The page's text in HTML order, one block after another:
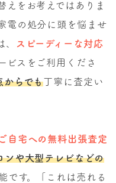
えをお考えではありま
電の処分に頭を悩ませ
スピーディーな対応
ビスをご利用くださ
からでも丁寧に査定い
ご自宅への無料出張査定
ンや大型テレビなどの
です。「これは売れる